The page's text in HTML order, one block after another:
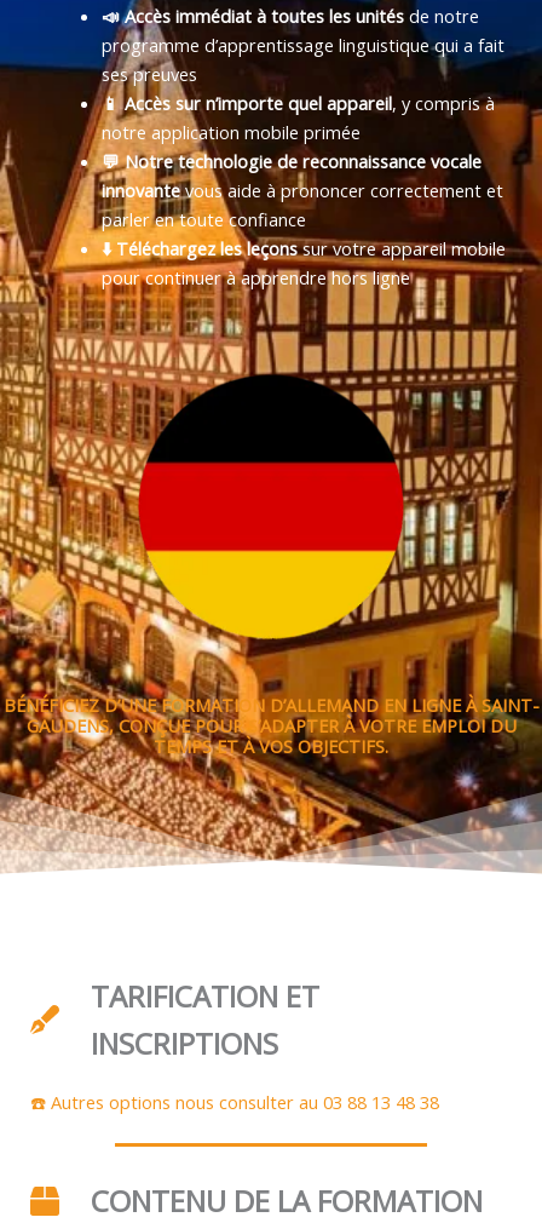
📣 Accès immédiat à toutes les unitésde notre
programme d’apprentissage linguistique qui a fait
ses preuves
📱 Accès sur n’importe quel appareil, y compris à
notre application mobile primée
💬 Notre technologie de reconnaissance vocale
innovantevous aide à prononcer correctement et
parler en toute confiance
⬇️ Téléchargez les leçonssur votre appareil mobile
pour continuer à apprendre hors ligne
BÉNÉFICIEZ D’UNE FORMATION D’ALLEMAND EN LIGNE À SAINT-
GAUDENS, CONÇUE POUR S’ADAPTER À VOTRE EMPLOI DU
TEMPS ET À VOS OBJECTIFS.
TARIFICATION ET
INSCRIPTIONS
☎️ Autres options nous consulter au 03 88 13 48 38
CONTENU DE LA FORMATION